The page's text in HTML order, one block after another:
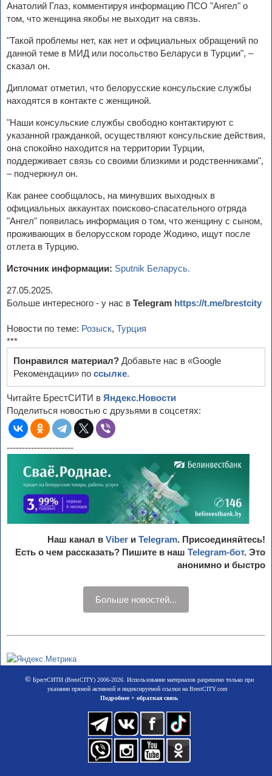
Анатолий Глаз, комментируя информацию ПСО "Ангел" о
том, что женщина якобы не выходит на связь.
"Такой проблемы нет, как нет и официальных обращений по
данной теме в МИД или посольство Беларуси в Турции", –
сказал он.
Дипломат отметил, что белорусские консульские службы
находятся в контакте с женщиной.
"Наши консульские службы свободно контактируют с
указанной гражданкой, осуществляют консульские действия,
она спокойно находится на территории Турции,
поддерживает связь со своими близкими и родственниками",
– подчеркнул он.
Как ранее сообщалось, на минувших выходных в
официальных аккаунтах поисково-спасательного отряда
"Ангел" появилась информация о том, что женщину с сыном,
проживающих в белорусском городе Жодино, ищут после
отлета в Турцию.
Источник информации: Sputnik Беларусь.
27.05.2025.
Больше интересного - у нас в Telegram https://t.me/brestcity
Новости по теме: Розыск, Турция
***
Понравился материал? Добавьте нас в «Google
Рекомендации» по ссылке.
Читайте БрестСИТИ в Яндекс.Новости
Поделиться новостью с друзьями в соцсетях:
----------------------
Наш канал в Viber и Telegram. Присоединяйтесь!
Есть о чем рассказать? Пишите в наш Telegram-бот. Это
анонимно и быстро
Больше новостей...
©БрестСИТИ (BrestCITY) 2006-2026. Использование материалов разрешено только при
указании прямой активной и индексируемой ссылки на BrestCITY.com
Подробнее + обратная связь